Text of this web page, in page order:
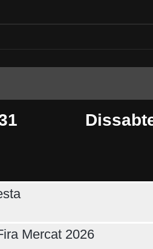
Mercat 2026